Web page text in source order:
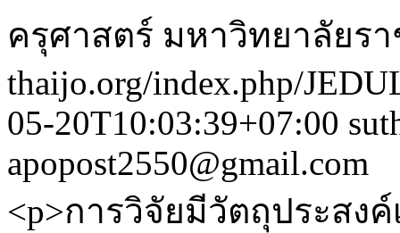
ครุศาสตร์ มหาวิทยาลัยร
thaijo.org/index.php/
05-20T10:03:39+07:00
apopost2550@gmail.com
<p>การวิจัยมีวัตถุประสง